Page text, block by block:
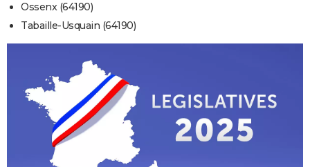
Ossenx (64190)
Tabaille-Usquain (64190)